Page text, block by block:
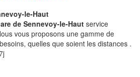
le-Haut
de Sennevoy-le-Haut service
vous proposons une gamme de
quelles que soient les distances .